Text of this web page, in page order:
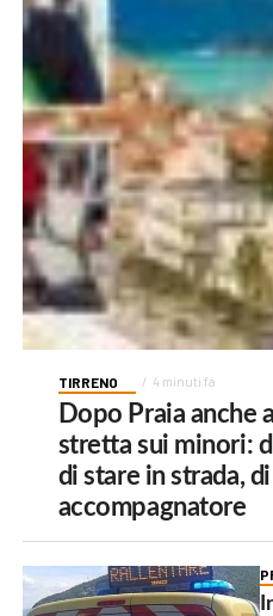
TIRRENO 4 minuti fa
Dopo Praia anche
stretta sui minori:
di stare in strada,
accompagnatore